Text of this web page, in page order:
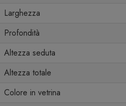
Larghezza
Profondità
Altezza seduta
Altezza totale
Colore in vetrina